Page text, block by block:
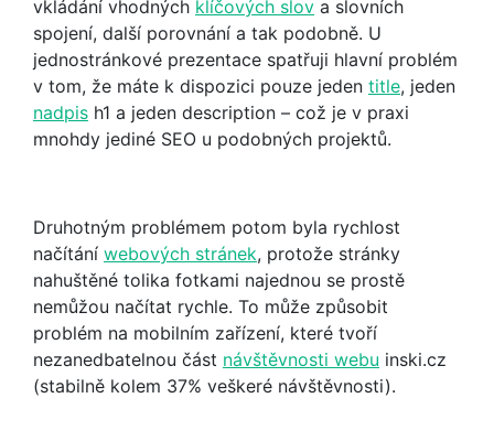
vkládání vhodných klíčových slov a slovních
spojení, další porovnání a tak podobně. U
jednostránkové prezentace spatřuji hlavní problém
v tom, že máte k dispozici pouze jeden title, jeden
nadpis h1 a jeden description – což je v praxi
mnohdy jediné SEO u podobných projektů.
Druhotným problémem potom byla rychlost
načítání webových stránek, protože stránky
nahuštěné tolika fotkami najednou se prostě
nemůžou načítat rychle. To může způsobit
problém na mobilním zařízení, které tvoří
nezanedbatelnou část návštěvnosti webu inski.cz
(stabilně kolem 37% veškeré návštěvnosti).